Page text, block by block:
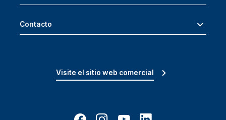
Contacto
Visite el sitio web comercial